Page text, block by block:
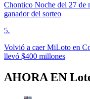
Chontico Noche del 27 de
ganador del sorteo
5.
Volvió a caer MiLoto en
llevó $400 millones
AHORA EN